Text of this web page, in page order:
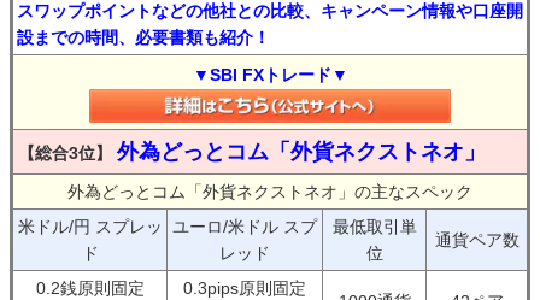
スワップポイントなどの他社との比較、キャンペーン情報や口座開
設までの時間、必要書類も紹介！
▼SBI FXトレード▼
【総合3位】 外為どっとコム「外貨ネクストネオ」
外為どっとコム「外貨ネクストネオ」の主なスペック
米ドル/円 スプレッ
ド
ユーロ/米ドル スプ
レッド
最低取引単
位
通貨ペア数
0.2銭原則固定 0.3pips原則固定